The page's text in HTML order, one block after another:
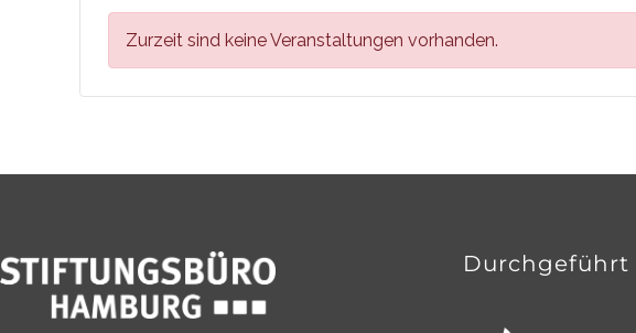
Zurzeit sind keine Veranstaltungen vorhanden.
Durchgeführt